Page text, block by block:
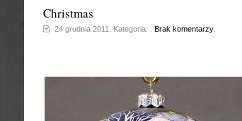
Christmas
24 grudnia 2011. Kategoria: . Brak komentarzy.